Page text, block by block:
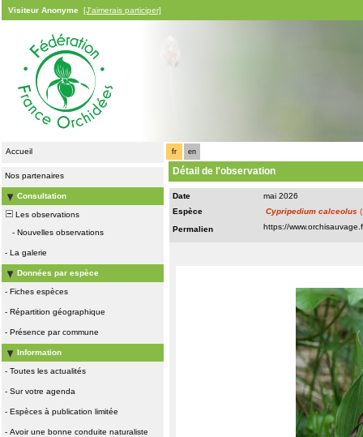
Visiteur Anonyme [J'aimerais participer]
Accueil
Nos partenaires
Consultation
Les observations
- Nouvelles observations
- La galerie
Données par espèce
- Fiches espèces
- Répartition géographique
- Présence par commune
Information
- Toutes les actualités
- Sur votre agenda
- Espèces à publication limitée
- Avoir une bonne conduite naturaliste
fr en
Détail de l'observation
Date
mai 2026
Espèce
Cypripedium calceolus
Permalien